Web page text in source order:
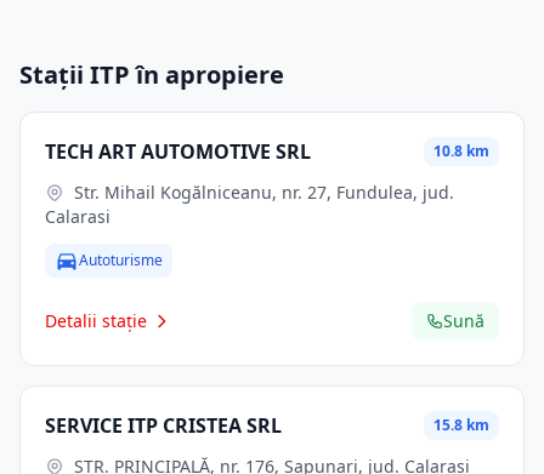
Stații ITP în apropiere
TECH ART AUTOMOTIVE SRL 10.8 km
Calarasi
Autoturisme
Detalii stație Sună
SERVICE ITP CRISTEA SRL 15.8 km
STR. PRINCIPALĂ, nr. 176, Sapunari, jud. Calarasi